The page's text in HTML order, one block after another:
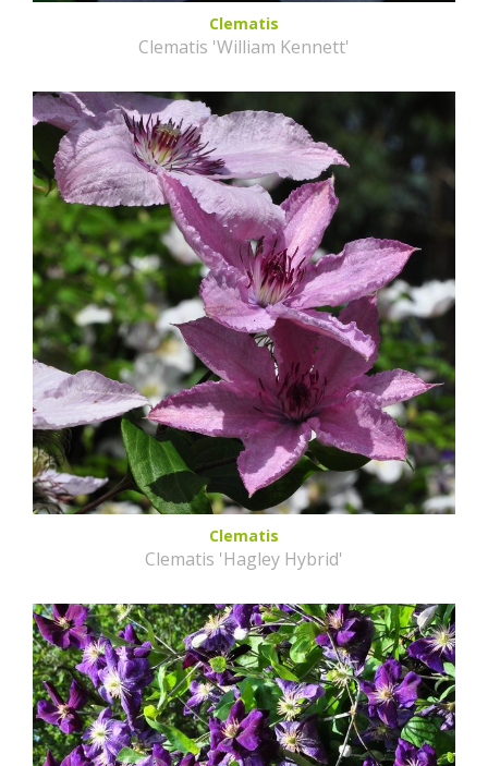
Clematis
Clematis 'William Kennett'
Clematis
Clematis 'Hagley Hybrid'